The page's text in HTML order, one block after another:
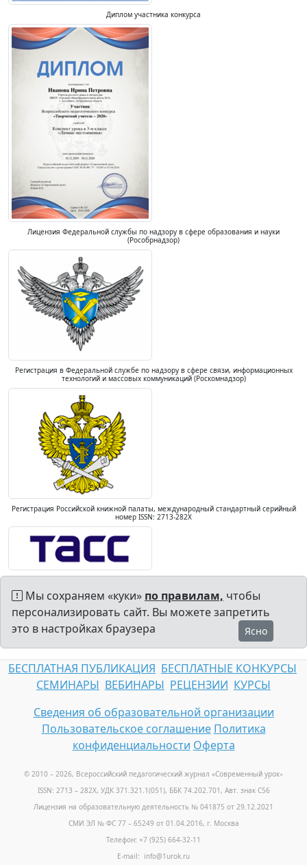
Диплом участника конкурса
Лицензия Федеральной службы по надзору в сфере образования и науки
(Рособрнадзор)
Регистрация в Федеральной службе по надзору в сфере связи, информационных
технологий и массовых коммуникаций (Роскомнадзор)
Регистрация Российской книжной палаты, международный стандартный серийный
номер ISSN: 2713-282X
Мы сохраняем «куки» по правилам, чтобы
персонализировать сайт. Вы можете запретить
это в настройках браузера
Ясно
БЕСПЛАТНАЯ ПУБЛИКАЦИЯ БЕСПЛАТНЫЕ КОНКУРСЫ
СЕМИНАРЫ ВЕБИНАРЫ РЕЦЕНЗИИ КУРСЫ
Сведения об образовательной организации
Пользовательское соглашение Политика
конфиденциальности Оферта
© 2010 – 2026, Всероссийский педагогический журнал «Современный урок»
ISSN: 2713 – 282X, УДК 371.321.1(051), ББК 74.202.701, Авт. знак С56
Лицензия на образовательную деятельность № 041875 от 29.12.2021
СМИ ЭЛ № ФС 77 – 65249 от 01.04.2016, г. Москва
Телефон: +7 (925) 664-32-11
E-mail: info@1urok.ru